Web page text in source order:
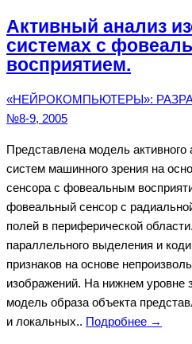
Активный анализ
системах с
восприятием.
«НЕЙРОКОМПЬЮТЕРЫ»:
№8-9, 2005
Представлена модель
систем машинного зрения на
сенсора с фовеальным
фовеальный сенсор с
полей в периферической
параллельного выделения и
признаков на основе
изображений. На нижнем уровне
модель образа объекта
и локальных.. Подробнее →